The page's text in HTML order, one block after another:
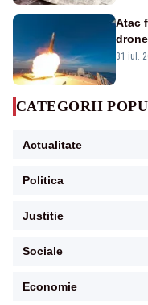
Atac
31 iul.
CATEGORII
Actualitate
Politica
Justitie
Sociale
Economie